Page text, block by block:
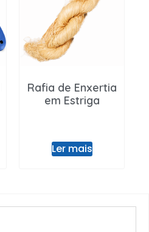
Rafia de Enxertia
em Estriga
Ler mais